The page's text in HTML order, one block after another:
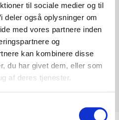
til sociale medier og til
deler også oplysninger om
med vores partnere inden
og
kan kombinere disse
du har givet dem, eller som
af deres tjenester.
44×38
kurv